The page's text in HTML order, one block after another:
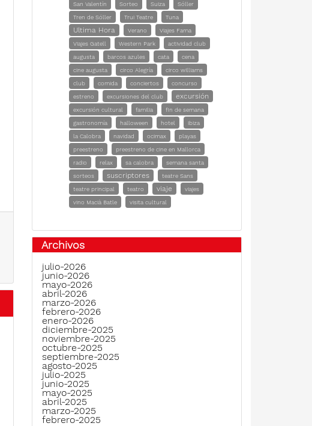
San Valentín
Sorteo Suiza
Sóller
Tren de Sóller
Trui Teatre Tuna
Ultima Hora Verano
Viajes Fama
Viajes Gatell
Western Park
actividad club
augusta
barcos azules cata
cena
cine augusta
circo Alegría
circo williams
club
comida conciertos
concurso
estreno
excursiones del club excursión
excursión cultural familia
fin de semana
gastronomía
halloween hotel
ibiza
la Calobra
navidad ocimax
playas
preestreno
preestreno de cine en Mallorca
radio
relax sa calobra
semana santa
sorteos
suscriptores
teatre Sans
teatre principal
teatro viaje
viajes
vino Macià Batle
visita cultural
Archivos
julio-2026
junio-2026
mayo-2026
abril-2026
marzo-2026
febrero-2026
enero-2026
diciembre-2025
noviembre-2025
octubre-2025
septiembre-2025
agosto-2025
julio-2025
junio-2025
mayo-2025
abril-2025
marzo-2025
febrero-2025